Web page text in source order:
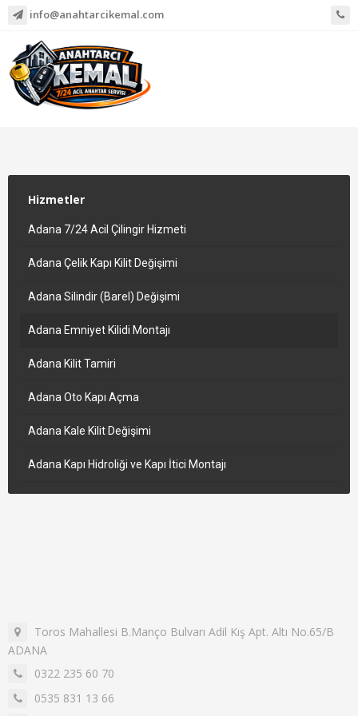
info@anahtarcikemal.com
Hizmetler
Adana 7/24 Acil Çilingir Hizmeti
Adana Çelik Kapı Kilit Değişimi
Adana Silindir (Barel) Değişimi
Adana Emniyet Kilidi Montajı
Adana Kilit Tamiri
Adana Oto Kapı Açma
Adana Kale Kilit Değişimi
Adana Kapı Hidroliği ve Kapı İtici Montajı
Toros Mahallesi B.Manço Bulvarı Adil Kış Apt. Altı No.65/B
ADANA
0322 235 60 70
0535 831 13 66